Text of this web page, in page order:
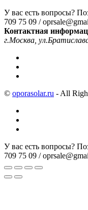
У вас есть вопросы?
709 75 09 /
Контактная
г.Москва,
© oporasolar.ru - All
У вас есть вопросы?
709 75 09 /